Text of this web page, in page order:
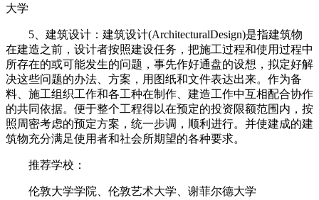
大学
5、建筑设计：建筑设计(ArchitecturalDesign)是指建筑物
在建造之前，设计者按照建设任务，把施工过程和使用过程中
所存在的或可能发生的问题，事先作好通盘的设想，拟定好解
决这些问题的办法、方案，用图纸和文件表达出来。作为备
料、施工组织工作和各工种在制作、建造工作中互相配合协作
的共同依据。便于整个工程得以在预定的投资限额范围内，按
照周密考虑的预定方案，统一步调，顺利进行。并使建成的建
筑物充分满足使用者和社会所期望的各种要求。
推荐学校：
伦敦大学学院、伦敦艺术大学、谢菲尔德大学